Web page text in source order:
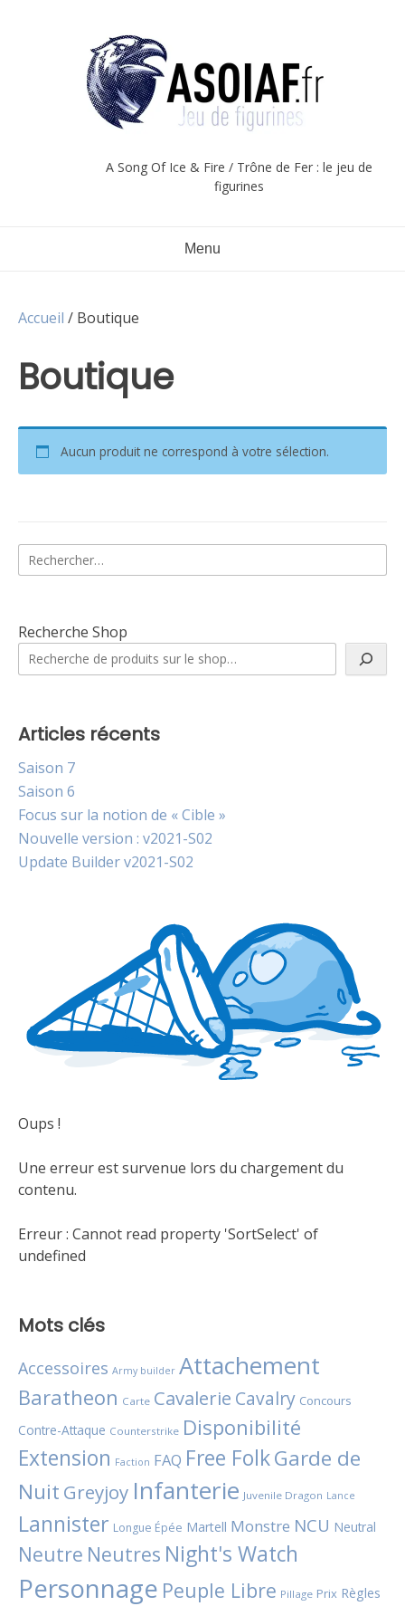
A Song Of Ice & Fire / Trône de Fer : le jeu de
figurines
Menu
Accueil / Boutique
Boutique
Aucun produit ne correspond à votre sélection.
Rechercher :
Recherche Shop
Articles récents
Saison 7
Saison 6
Focus sur la notion de « Cible »
Nouvelle version : v2021-S02
Update Builder v2021-S02
Oups !
Une erreur est survenue lors du chargement du
contenu.
Erreur : Cannot read property 'SortSelect' of
undefined
Mots clés
Accessoires Army builder Attachement
Baratheon Carte Cavalerie Cavalry Concours
Contre-Attaque Counterstrike Disponibilité
Extension Faction FAQ Free FolkGarde de
Nuit Greyjoy Infanterie Juvenile Dragon Lance
Lannister Longue Épée Martell Monstre NCU Neutral
Neutre Neutres Night's Watch
Personnage Peuple Libre Pillage Prix Règles